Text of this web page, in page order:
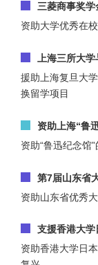
三菱商事奖学
资助大学优秀在
上海三所大
援助上海复旦大
换留学项目
资助上海“鲁
资助“鲁迅纪念馆
第7届山东省
资助山东省优秀
支援香港大学
资助香港大学日